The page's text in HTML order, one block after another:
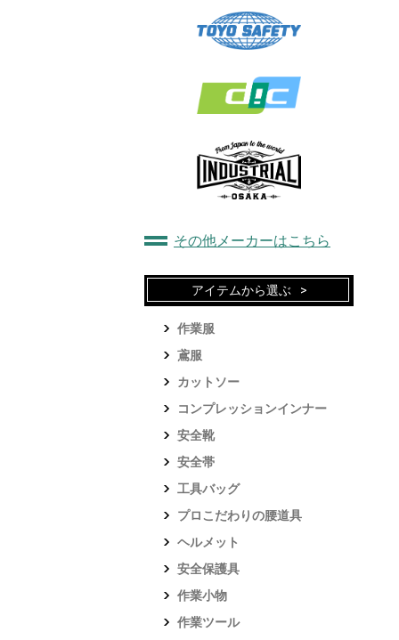
その他メーカーはこちら
アイテムから選ぶ
作業服
鳶服
カットソー
コンプレッションインナー
安全靴
安全帯
工具バッグ
プロこだわりの腰道具
ヘルメット
安全保護具
作業小物
作業ツール